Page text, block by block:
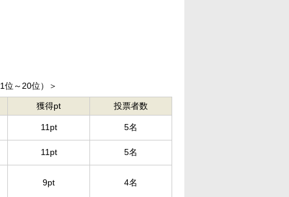
位～20位）＞
獲得pt 投票者数
11pt 5名
11pt 5名
9pt 4名